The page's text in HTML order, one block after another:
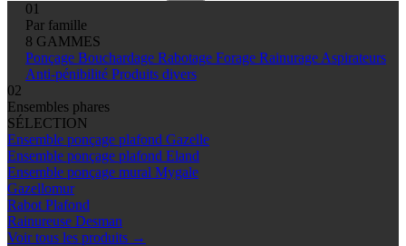
01
Par famille
8 GAMMES
Ponçage Bouchardage Rabotage Forage Rainurage Aspirateurs
Anti-pénibilité Produits divers
02
Ensembles phares
SÉLECTION
Ensemble ponçage plafond Gazelle
Ensemble ponçage plafond Eland
Ensemble ponçage mural Mygale
Gazellomur
Rabot Plafond
Rainureuse Desman
Voir tous les produits →